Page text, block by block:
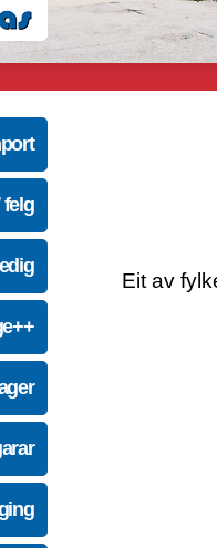
felg
Eit av